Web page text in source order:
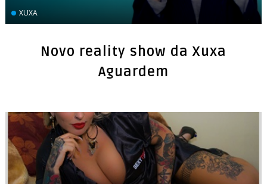
XUXA
Novo reality show da Xuxa
Aguardem